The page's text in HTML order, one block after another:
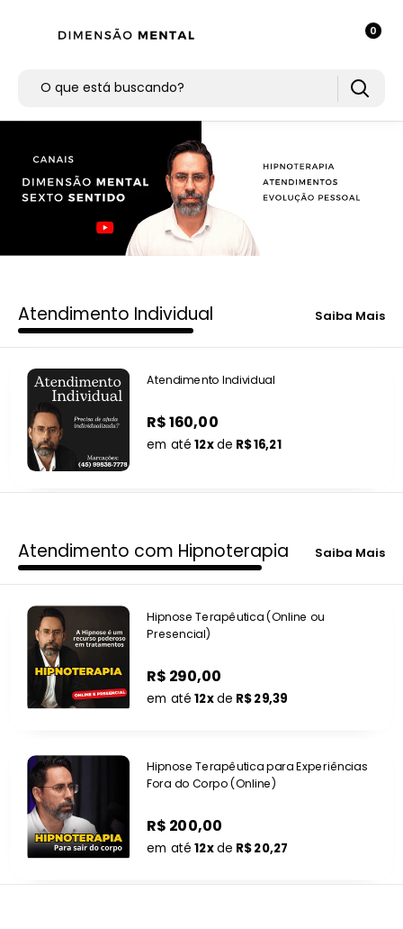
0
Atendimento Individual Saiba Mais
Atendimento Individual
R$ 160,00
em até12xde R$ 16,21
Atendimento com Hipnoterapia Saiba Mais
Hipnose Terapêutica (Online ou
Presencial)
R$ 290,00
em até12xde R$ 29,39
Hipnose Terapêutica para Experiências
Fora do Corpo (Online)
R$ 200,00
em até12xde R$ 20,27